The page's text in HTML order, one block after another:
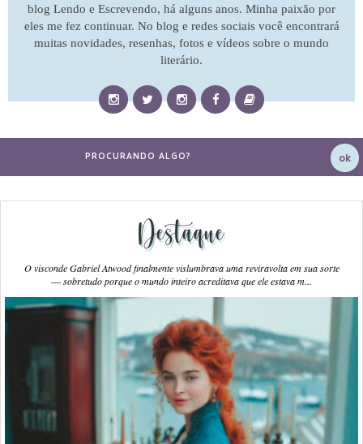
blog Lendo e Escrevendo, há alguns anos. Minha paixão por
eles me fez continuar. No blog e redes sociais você encontrará
muitas novidades, resenhas, fotos e vídeos sobre o mundo
literário.
Destaque
O visconde Gabriel Atwood finalmente vislumbrava uma reviravolta em sua sorte
― sobretudo porque o mundo inteiro acreditava que ele estava m...